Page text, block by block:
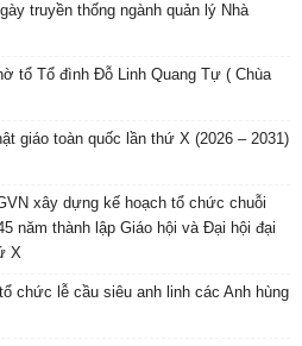
truyền thống ngành quản lý Nhà
tổ Tổ đình Đỗ Linh Quang Tự ( Chùa
giáo toàn quốc lần thứ X (2026 – 2031)
xây dựng kế hoạch tổ chức chuỗi
năm thành lập Giáo hội và Đại hội đại
X
chức lễ cầu siêu anh linh các Anh hùng